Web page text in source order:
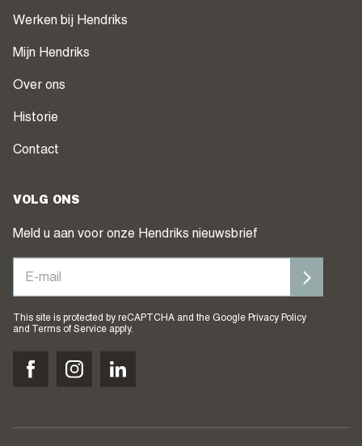
Werken bij Hendriks
Mijn Hendriks
Over ons
Historie
Contact
VOLG ONS
Meld u aan voor onze Hendriks nieuwsbrief
This site is protected by reCAPTCHA and the Google Privacy Policy
and
Terms of Service apply.